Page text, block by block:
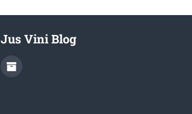
Jus Vini Blog